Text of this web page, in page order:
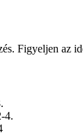
Figyeljen az
4.